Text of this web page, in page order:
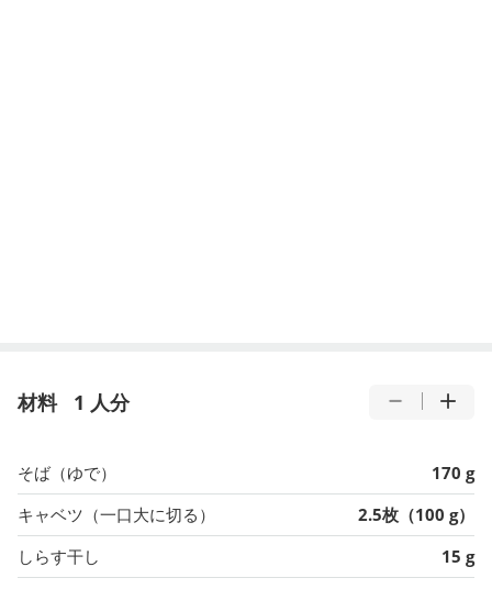
材料 1 人分
そば（ゆで）
170 g
キャベツ（一口大に切る）
2.5枚（100 g）
しらす干し
15 g